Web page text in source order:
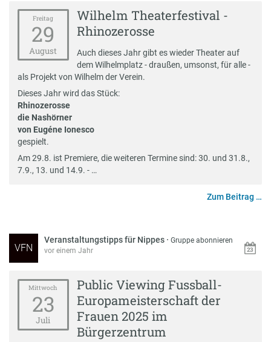
Freitag
29
August
Wilhelm Theaterfestival -
Rhinozerosse
Auch dieses Jahr gibt es wieder Theater auf
dem Wilhelmplatz - draußen, umsonst, für alle -
als Projekt von Wilhelm der Verein.
Dieses Jahr wird das Stück:
Rhinozerosse
die Nashörner
von Eugéne Ionesco
gespielt.
Am 29.8. ist Premiere, die weiteren Termine sind: 30. und 31.8.,
7.9., 13. und 14.9. - …
Zum Beitrag …
VFN
Veranstaltungstipps für Nippes ·Gruppe abonnieren
vor einem Jahr
Mittwoch
23
Juli
Public Viewing Fussball-
Europameisterschaft der
Frauen 2025 im
Bürgerzentrum